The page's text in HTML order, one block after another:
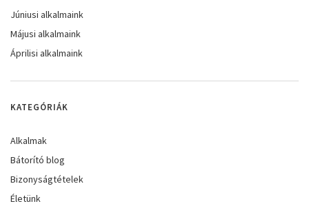
Júniusi alkalmaink
Májusi alkalmaink
Áprilisi alkalmaink
KATEGÓRIÁK
Alkalmak
Bátorító blog
Bizonyságtételek
Életünk